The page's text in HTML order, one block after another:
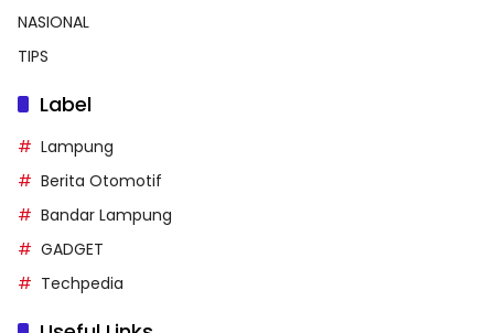
NASIONAL
TIPS
Label
Lampung
Berita Otomotif
Bandar Lampung
GADGET
Techpedia